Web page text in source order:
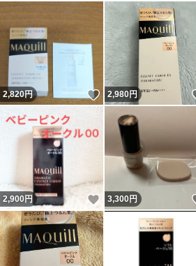
2,820円 いいね！
2,980円
2,900 円 いいね！
3,300円